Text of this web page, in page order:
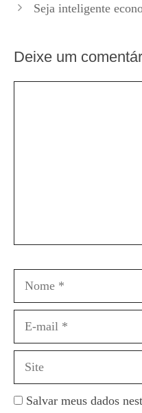
Seja inteligente
Deixe um
Salvar meus dados